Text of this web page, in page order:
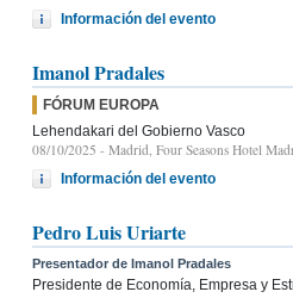
Información del evento
Imanol Pradales
FÓRUM EUROPA
Lehendakari del Gobierno Vasco
08/10/2025 - Madrid, Four Seasons Hotel
Información del evento
Pedro Luis Uriarte
Presentador de Imanol Pradales
Presidente de Economía, Empresa y